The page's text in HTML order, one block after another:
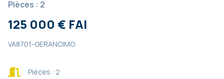
Pièces : 2
125 000 € FAI
VA8701-GERANCIMO
Pièces : 2